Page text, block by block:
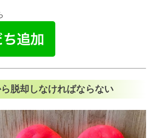
脱却しなければならない